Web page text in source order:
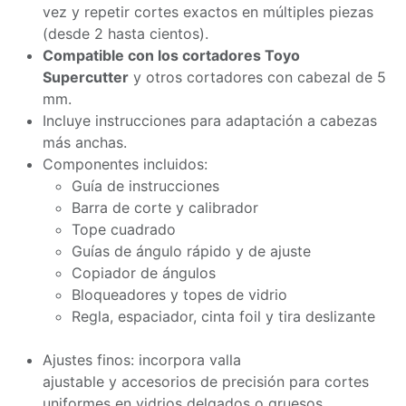
vez y repetir cortes exactos en múltiples piezas
(desde 2 hasta cientos).
Compatible con los cortadores Toyo
Supercutter y otros cortadores con cabezal de 5
mm.
Incluye instrucciones para adaptación a cabezas
más anchas.
Componentes incluidos:
Guía de instrucciones
Barra de corte y calibrador
Tope cuadrado
Guías de ángulo rápido y de ajuste
Copiador de ángulos
Bloqueadores y topes de vidrio
Regla, espaciador, cinta foil y tira deslizante
Ajustes finos: incorpora valla
ajustable y accesorios de precisión para cortes